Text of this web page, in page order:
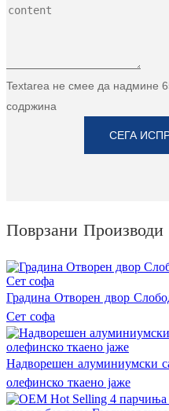
Textarea не смее да надмине
содржина
СЕГА
Поврзани Производи
Градина Отворен двор
Сет софа
Надворешен алуминиумски
олефинско ткаено јаже